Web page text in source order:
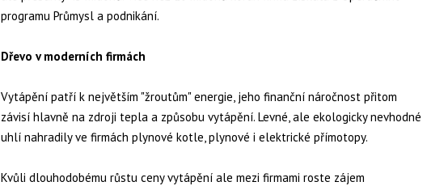
programu Průmysl a podnikání.
Dřevo v moderních firmách
Vytápění patří k největším "žroutům" energie, jeho finanční náročnost přitom
závisí hlavně na zdroji tepla a způsobu vytápění. Levné, ale ekologicky nevhodné
uhlí nahradily ve firmách plynové kotle, plynové i elektrické přímotopy.
Kvůli dlouhodobému růstu ceny vytápění ale mezi firmami roste zájem